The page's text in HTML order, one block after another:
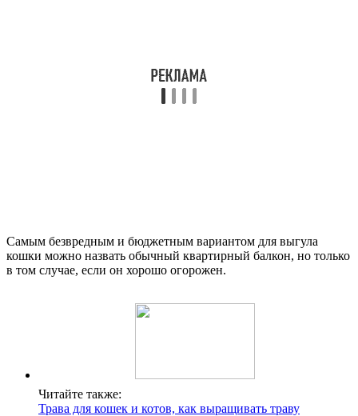
Самым безвредным и бюджетным вариантом для выгула
кошки можно назвать обычный квартирный балкон, но только
в том случае, если он хорошо огорожен.
Читайте также:
Трава для кошек и котов, как выращивать траву